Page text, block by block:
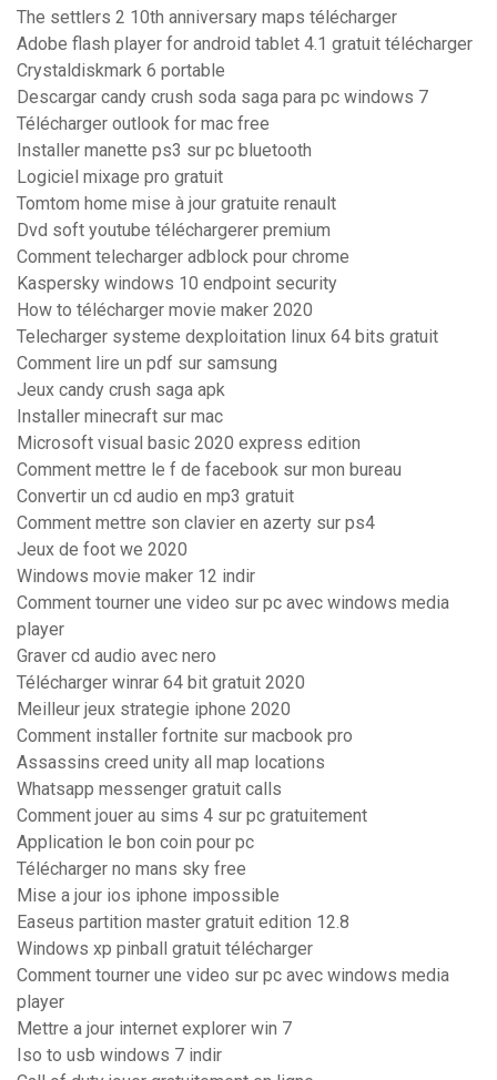
The settlers 2 10th anniversary maps télécharger
Adobe flash player for android tablet 4.1 gratuit télécharger
Crystaldiskmark 6 portable
Descargar candy crush soda saga para pc windows 7
Télécharger outlook for mac free
Installer manette ps3 sur pc bluetooth
Logiciel mixage pro gratuit
Tomtom home mise à jour gratuite renault
Dvd soft youtube téléchargerer premium
Comment telecharger adblock pour chrome
Kaspersky windows 10 endpoint security
How to télécharger movie maker 2020
Telecharger systeme dexploitation linux 64 bits gratuit
Comment lire un pdf sur samsung
Jeux candy crush saga apk
Installer minecraft sur mac
Microsoft visual basic 2020 express edition
Comment mettre le f de facebook sur mon bureau
Convertir un cd audio en mp3 gratuit
Comment mettre son clavier en azerty sur ps4
Jeux de foot we 2020
Windows movie maker 12 indir
Comment tourner une video sur pc avec windows media
player
Graver cd audio avec nero
Télécharger winrar 64 bit gratuit 2020
Meilleur jeux strategie iphone 2020
Comment installer fortnite sur macbook pro
Assassins creed unity all map locations
Whatsapp messenger gratuit calls
Comment jouer au sims 4 sur pc gratuitement
Application le bon coin pour pc
Télécharger no mans sky free
Mise a jour ios iphone impossible
Easeus partition master gratuit edition 12.8
Windows xp pinball gratuit télécharger
Comment tourner une video sur pc avec windows media
player
Mettre a jour internet explorer win 7
Iso to usb windows 7 indir